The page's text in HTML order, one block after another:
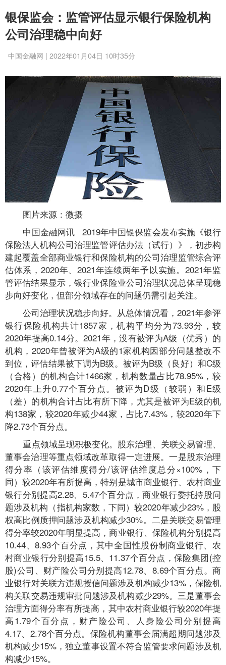
银保监会：监管评估显示银行保险机构
公司治理稳中向好
中国金融网 | 2022年01月04日 10时35分
图片来源：微摄
中国金融网讯2019年中国银保监会发布实施《银行
保险法人机构公司治理监管评估办法（试行）》，初步构
建起覆盖全部商业银行和保险机构的公司治理监管综合评
估体系，2020年、2021年连续两年予以实施。2021年监
管评估结果显示，银行业保险业公司治理状况总体呈现稳
步向好变化，但部分领域存在的问题仍需引起关注。
公司治理状况稳步向好。从总体情况看，2021年参评
银行保险机构共计1857家，机构平均分为73.93分，较
2020年提高0.14分。2021年，没有被评为A级（优秀）的
机构，2020年曾被评为A级的1家机构因部分问题整改不
到位，评估结果被下调为B级。被评为B级（良好）和C级
（合格）的机构合计1466家，机构数量占比78.95%，较
2020年上升0.77个百分点。被评为D级（较弱）和E级
（差）的机构合计占比有所下降，尤其是被评为E级的机
构138家，较2020年减少44家，占比7.43%，较2020年下
降2.73个百分点。
重点领域呈现积极变化。股东治理、关联交易管理、
董事会治理等重点领域改革取得一定进展。一是股东治理
得分率（该评估维度得分/该评估维度总分×100%，下
同）较2020年有所提高，特别是城市商业银行、农村商业
银行分别提高2.28、5.47个百分点，商业银行委托持股问
题涉及机构（指机构家数，下同）较2020年减少23%，股
权高比例质押问题涉及机构减少30%。二是关联交易管理
得分率较2020年明显提高，商业银行、保险机构分别提高
10.44、8.93个百分点，其中全国性股份制商业银行、农
村商业银行分别提高15.5、11.37个百分点，保险集团(控
股)公司、财产险公司分别提高12.78、8.69个百分点。商
业银行对关联方违规授信问题涉及机构减少13%，保险机
构关联交易违规审批问题涉及机构减少29%。三是董事会
治理方面得分率有所提高，其中农村商业银行较2020年提
高1.79个百分点，财产险公司、人身险公司分别提高
4.17、2.78个百分点。保险机构董事会届满超期问题涉及
机构减少15%，独立董事设置不符合监管要求问题涉及机
构减少15%。